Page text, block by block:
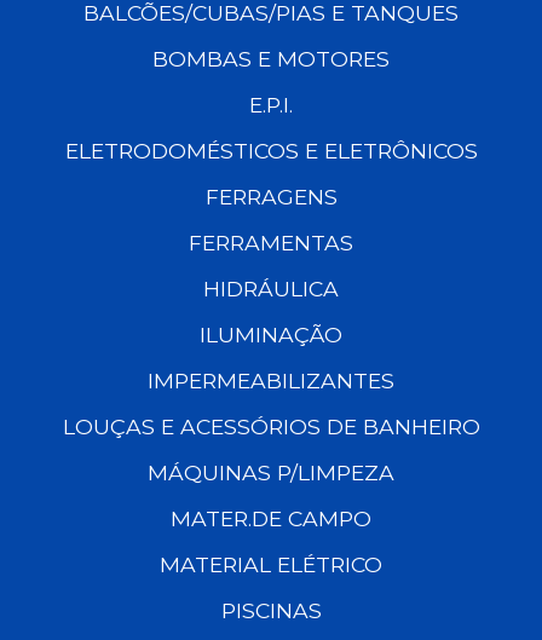
BALCÕES/CUBAS/PIAS E TANQUES
BOMBAS E MOTORES
E.P.I.
ELETRODOMÉSTICOS E ELETRÔNICOS
FERRAGENS
FERRAMENTAS
HIDRÁULICA
ILUMINAÇÃO
IMPERMEABILIZANTES
LOUÇAS E ACESSÓRIOS DE BANHEIRO
MÁQUINAS P/LIMPEZA
MATER.DE CAMPO
MATERIAL ELÉTRICO
PISCINAS